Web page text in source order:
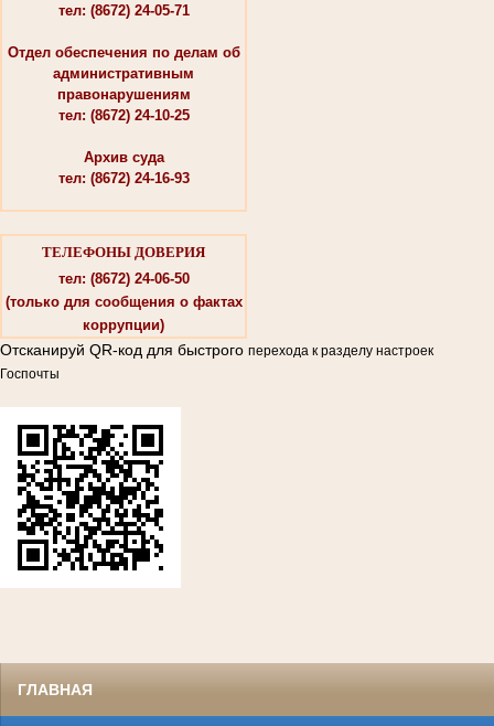
тел: (8672) 24-05-71
Отдел обеспечения по делам об
административным
правонарушениям
тел: (8672) 24-10-25
Архив суда
тел: (8672) 24-16-93
ТЕЛЕФОНЫ ДОВЕРИЯ
тел: (8672) 24-06-50
(только для сообщения о фактах
коррупции)
Отсканируй QR-код для быстрого перехода к разделу настроек
Госпочты
ГЛАВНАЯ